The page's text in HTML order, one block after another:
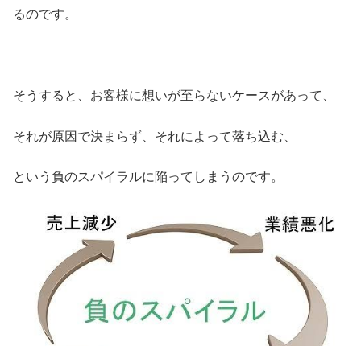
るのです。
そうすると、お客様に想いが至らないケースがあって、
それが原因で決まらず、それによって落ち込む、
という負のスパイラルに陥ってしまうのです。